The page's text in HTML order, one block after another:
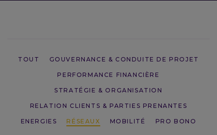
TOUT GOUVERNANCE & CONDUITE DE PROJET
PERFORMANCE FINANCIÈRE
STRATÉGIE & ORGANISATION
RELATION CLIENTS & PARTIES PRENANTES
ENERGIES RÉSEAUX MOBILITÉ PRO BONO